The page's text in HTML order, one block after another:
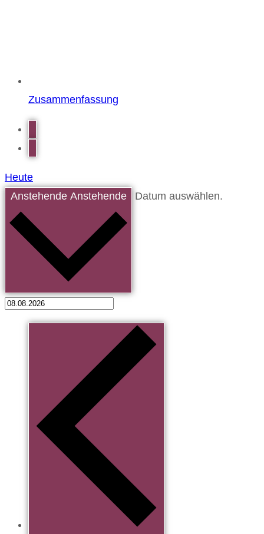
Zusammenfassung
Heute
Anstehende Anstehende Datum auswählen.